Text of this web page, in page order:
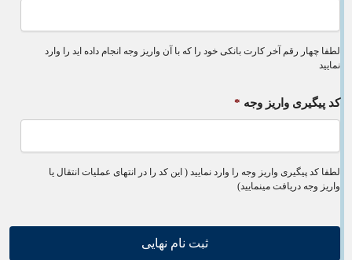
لطفا چهار رقم آخر کارت بانکی خود را که با آن واریز وجه انجام داده اید را وارد
نمایید
کد پیگیری واریز وجه *
لطفا کد پیگیری واریز وجه را وارد نمایید ( این کد را در انتهای عملیات انتقال یا
واریز وجه دریافت مینمایید)